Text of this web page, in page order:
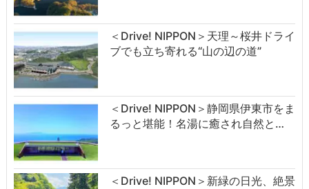
＜Drive! NIPPON＞天理～桜井ドライ
ブでも立ち寄れる“山の辺の道”
＜Drive! NIPPON＞静岡県伊東市をま
るっと堪能！名湯に癒され自然と…
＜Drive! NIPPON＞新緑の日光、絶景